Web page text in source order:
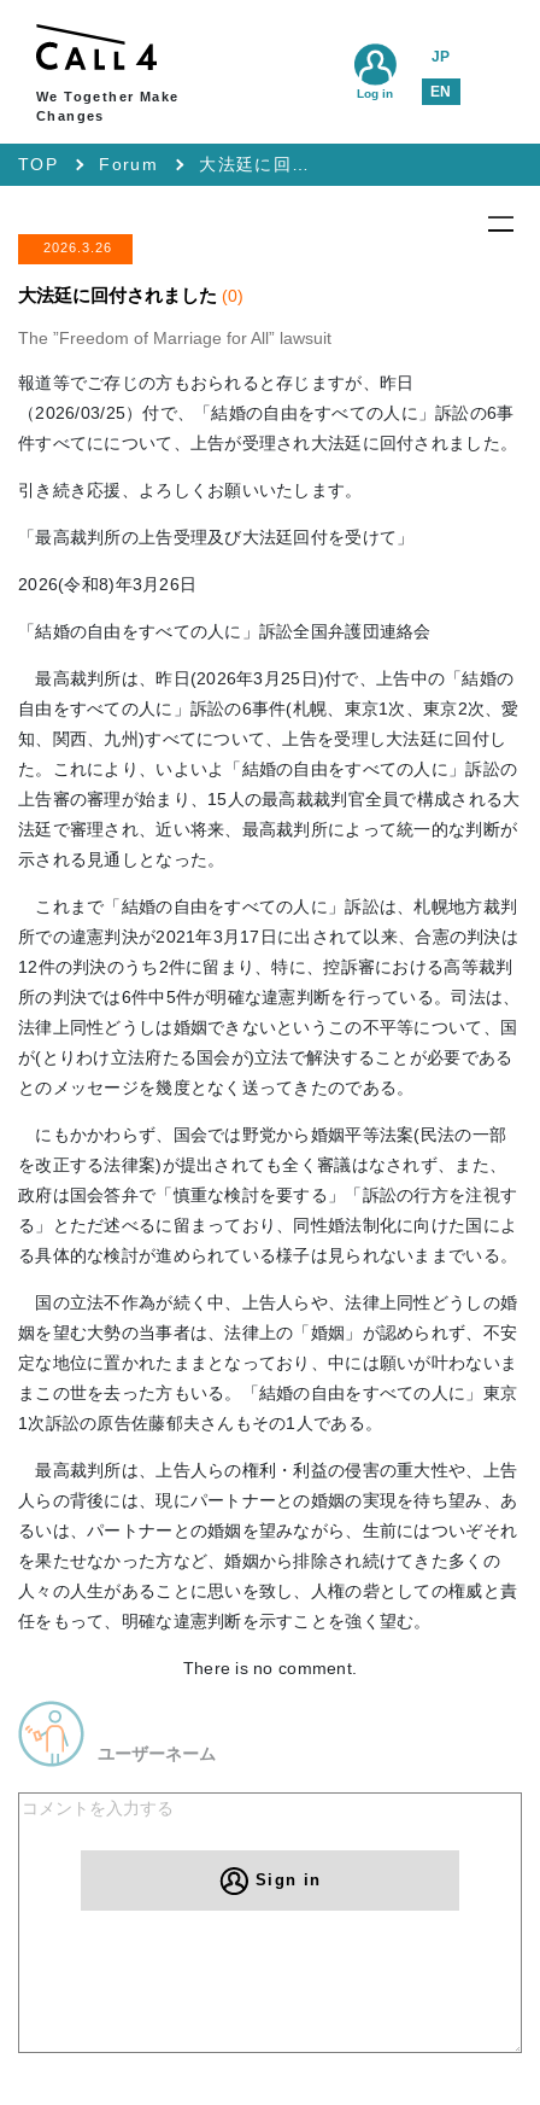
We Together Make
Changes
JP
EN
Log in
TOP Forum
2026.3.26
大法廷に回付されました (0)
The ”Freedom of Marriage for All” lawsuit
報道等でご存じの方もおられると存じますが、昨日
（2026/03/25）付で、「結婚の自由をすべての人に」訴訟の6事
件すべてにについて、上告が受理され大法廷に回付されました。
引き続き応援、よろしくお願いいたします。
「最高裁判所の上告受理及び大法廷回付を受けて」
2026(令和8)年3月26日
「結婚の自由をすべての人に」訴訟全国弁護団連絡会
最高裁判所は、昨日(2026年3月25日)付で、上告中の「結婚の
自由をすべての人に」訴訟の6事件(札幌、東京1次、東京2次、愛
知、関西、九州)すべてについて、上告を受理し大法廷に回付し
た。これにより、いよいよ「結婚の自由をすべての人に」訴訟の
上告審の審理が始まり、15人の最高裁裁判官全員で構成される大
法廷で審理され、近い将来、最高裁判所によって統一的な判断が
示される見通しとなった。
これまで「結婚の自由をすべての人に」訴訟は、札幌地方裁判
所での違憲判決が2021年3月17日に出されて以来、合憲の判決は
12件の判決のうち2件に留まり、特に、控訴審における高等裁判
所の判決では6件中5件が明確な違憲判断を行っている。司法は、
法律上同性どうしは婚姻できないというこの不平等について、国
が(とりわけ立法府たる国会が)立法で解決することが必要である
とのメッセージを幾度となく送ってきたのである。
にもかかわらず、国会では野党から婚姻平等法案(民法の一部
を改正する法律案)が提出されても全く審議はなされず、また、
政府は国会答弁で「慎重な検討を要する」「訴訟の行方を注視す
る」とただ述べるに留まっており、同性婚法制化に向けた国によ
る具体的な検討が進められている様子は見られないままでいる。
国の立法不作為が続く中、上告人らや、法律上同性どうしの婚
姻を望む大勢の当事者は、法律上の「婚姻」が認められず、不安
定な地位に置かれたままとなっており、中には願いが叶わないま
まこの世を去った方もいる。「結婚の自由をすべての人に」東京
1次訴訟の原告佐藤郁夫さんもその1人である。
最高裁判所は、上告人らの権利・利益の侵害の重大性や、上告
人らの背後には、現にパートナーとの婚姻の実現を待ち望み、あ
るいは、パートナーとの婚姻を望みながら、生前にはついぞそれ
を果たせなかった方など、婚姻から排除され続けてきた多くの
人々の人生があることに思いを致し、人権の砦としての権威と責
任をもって、明確な違憲判断を示すことを強く望む。
There is no comment.
ユーザーネーム
Sign in